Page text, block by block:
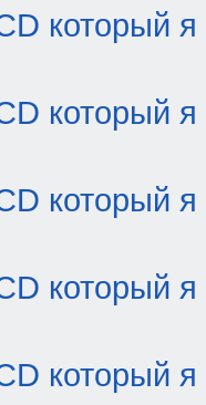
который я
который я
который я
который я
который я